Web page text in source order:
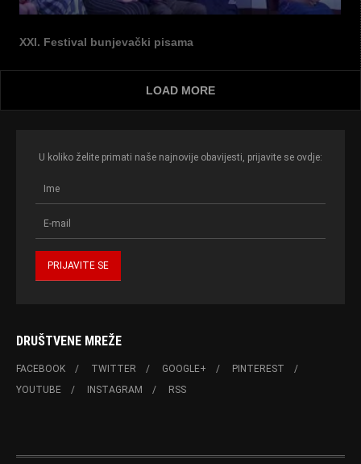
XXI. Festival bunjevački pisama
LOAD MORE
U koliko želite primati naše najnovije obavijesti, prijavite se ovdje:
DRUŠTVENE MREŽE
FACEBOOK TWITTER GOOGLE+
PINTEREST
YOUTUBE
INSTAGRAM RSS